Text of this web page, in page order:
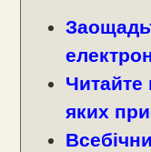
Читайте
яких